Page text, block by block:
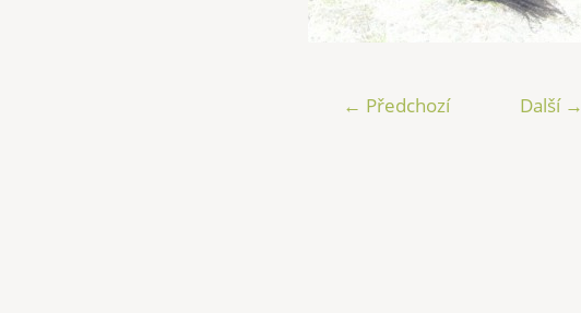
← Předchozí Další →